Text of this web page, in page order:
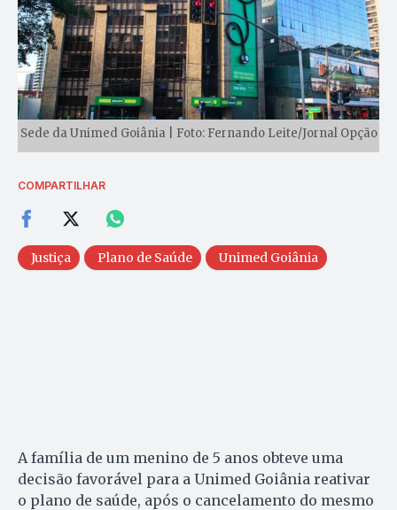
Sede da Unimed Goiânia | Foto: Fernando Leite/Jornal Opção
COMPARTILHAR
Justiça Plano de Saúde Unimed Goiânia
A família de um menino de 5 anos obteve uma
decisão favorável para a Unimed Goiânia reativar
o plano de saúde, após o cancelamento do mesmo